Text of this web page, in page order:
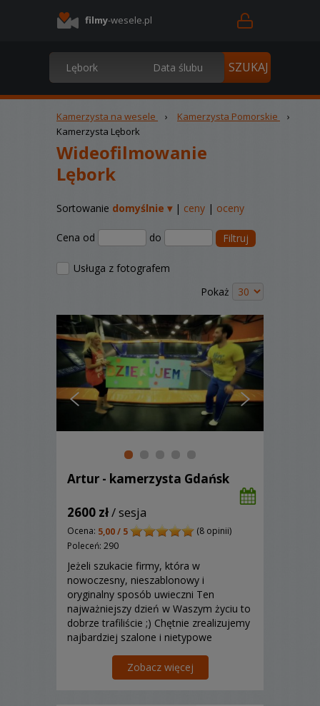
filmy-wesele.pl
Kamerzysta na wesele › Kamerzysta Pomorskie
›
Kamerzysta Lębork
Wideofilmowanie
Lębork
Sortowanie domyślnie ▾| ceny | oceny
Cena od do Filtruj
Usługa z fotografem
Pokaż
Artur - kamerzysta Gdańsk
2600 zł/ sesja
Ocena: 5,00 / 5
(8 opinii)
Poleceń: 290
Jeżeli szukacie firmy, która w
nowoczesny, nieszablonowy i
oryginalny sposób uwieczni Ten
najważniejszy dzień w Waszym życiu to
dobrze trafiliście ;) Chętnie zrealizujemy
najbardziej szalone i nietypowe
doświadczenie i umiejętności aby film i
zdjęcia z Waszego Ślubu w sposób
Zobacz więcej